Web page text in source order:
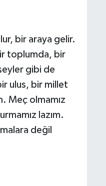
bir araya gelir.
toplumda, bir
gibi de
ulus, bir millet
Meç olmamız
lazım.
değil